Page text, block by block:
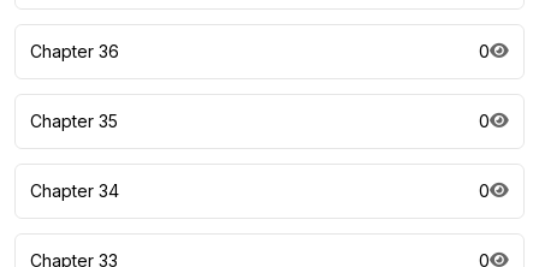
Chapter 36 0
Chapter 35 0
Chapter 34 0
Chapter 33 0